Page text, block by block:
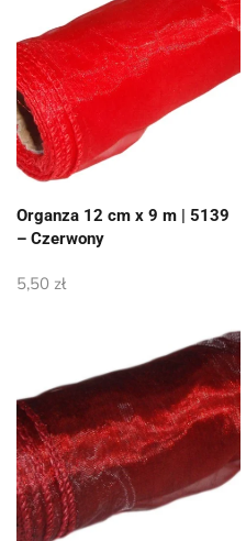
Organza 12 cm x 9 m | 5139
– Czerwony
5,50 zł